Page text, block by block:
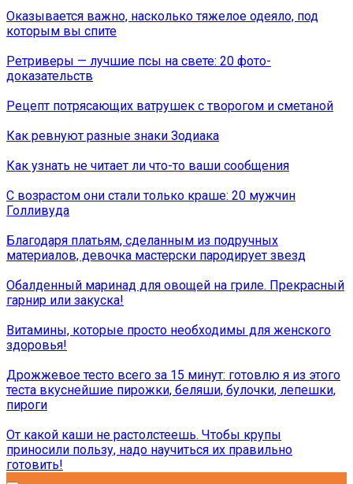
Оказывается важно, насколько тяжелое одеяло, под
которым вы спите
Ретриверы — лучшие псы на свете: 20 фото-
доказательств
Рецепт потрясающих ватрушек с творогом и сметаной
Как ревнуют разные знаки Зодиака
Как узнать не читает ли что-то ваши сообщения
С возрастом они стали только краше: 20 мужчин
Голливуда
Благодаря платьям, сделанным из подручных
материалов, девочка мастерски пародирует звезд
Обалденный маринад для овощей на гриле. Прекрасный
гарнир или закуска!
Витамины, которые просто необходимы для женского
здоровья!
Дрожжевое тесто всего за 15 минут: готовлю я из этого
теста вкуснейшие пирожки, беляши, булочки, лепешки,
пироги
От какой каши не растолстеешь. Чтобы крупы
приносили пользу, надо научиться их правильно
готовить!